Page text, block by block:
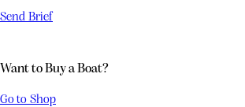
Send Brief
Want to Buy a Boat?
Go to Shop